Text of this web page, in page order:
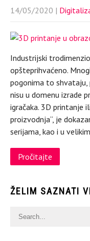
14/05/2020 |
Industrijski
opšteprihvaćeno.
pogonima to shvataju,
nisu u domenu izrade
igračaka. 3D printanje
proizvodnja“, je
serijama, kao i u
Pročitajte
ŽELIM SAZNATI